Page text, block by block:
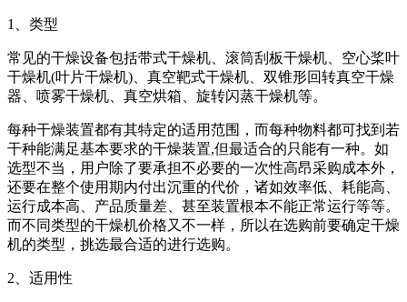
1、类型
常见的干燥设备包括带式干燥机、滚筒刮板干燥机、空心桨叶
干燥机(叶片干燥机)、真空靶式干燥机、双锥形回转真空干燥
器、喷雾干燥机、真空烘箱、旋转闪蒸干燥机等。
每种干燥装置都有其特定的适用范围，而每种物料都可找到若
干种能满足基本要求的干燥装置,但最适合的只能有一种。如
选型不当，用户除了要承担不必要的一次性高昂采购成本外，
还要在整个使用期内付出沉重的代价，诸如效率低、耗能高、
运行成本高、产品质量差、甚至装置根本不能正常运行等等。
而不同类型的干燥机价格又不一样，所以在选购前要确定干燥
机的类型，挑选最合适的进行选购。
2、适用性